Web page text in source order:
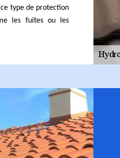
type de protection
les fuites ou les